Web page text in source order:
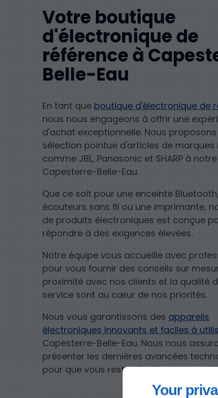
Your
Votre boutique
d'électronique de
référence à
Belle-Eau
En tant que boutique d'électronique de
nous nous engageons à offrir une
d'achat exceptionnelle. Nous
sélection pointue d'articles de marques
comme JBL, Panasonic et SHARP à
Capesterre-Belle-Eau.
Que ce soit pour une enceinte
écouteurs sans fil ou une imprimante,
de produits électroniques est conçue
répondre à des exigences élevées.
Notre équipe vous accueille avec
pour vous fournir des conseils sur
proximité avec nos clients et la qualité
service sont au cœur de nos priorités.
Nous vous garantissons des appareils
électroniques innovants et faciles à
Capesterre-Belle-Eau. Nous nous
présenter les dernières avancées
pour que vous restiez toujours